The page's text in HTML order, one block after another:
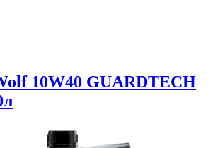
10W40 GUARDTECH